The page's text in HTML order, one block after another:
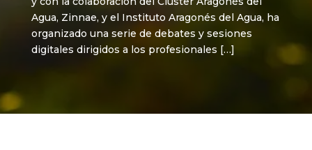
Agua, Zinnae, y el Instituto Aragonés del Agua, ha
organizado una serie de debates y sesiones
digitales dirigidos a los profesionales […]